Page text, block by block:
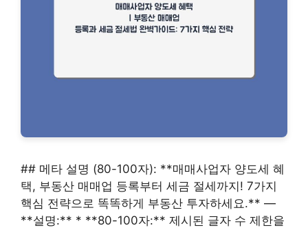
## 메타 설명 (80-100자): **매매사업자 양도세 혜
택, 부동산 매매업 등록부터 세금 절세까지! 7가지
핵심 전략으로 똑똑하게 부동산 투자하세요.** —
**설명:** * **80-100자:** 제시된 글자 수 제한을